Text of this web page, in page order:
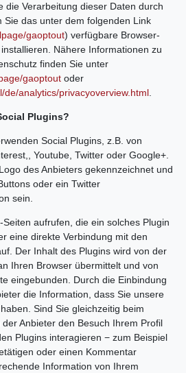
die Verarbeitung dieser Daten durch
Sie das unter dem folgenden Link
gaoptout) verfügbare Browser-
Nähere Informationen zu
finden Sie unter
gaoptout oder
de/analytics/privacyoverview.html
Plugins?
Social Plugins, z.B. von
Youtube, Twitter oder Google+.
des Anbieters gekennzeichnet und
oder ein Twitter
sein.
aufrufen, die ein solches Plugin
eine direkte Verbindung mit den
Der Inhalt des Plugins wird von der
Ihren Browser übermittelt und von
eingebunden. Durch die Einbindung
die Information, dass Sie unsere
Sind Sie gleichzeitig beim
Anbieter den Besuch Ihrem Profil
Plugins interagieren − zum Beispiel
oder einen Kommentar
Information von Ihrem